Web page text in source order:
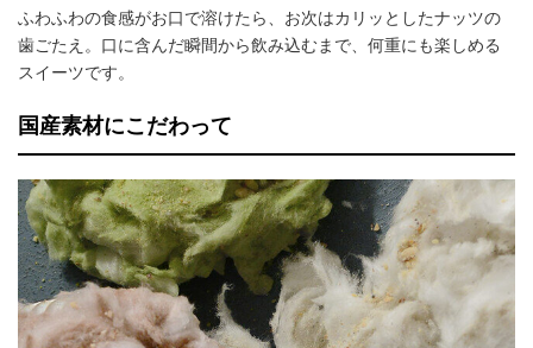
ふわふわの食感がお口で溶けたら、お次はカリッとしたナッツの
歯ごたえ。口に含んだ瞬間から飲み込むまで、何重にも楽しめる
スイーツです。
国産素材にこだわって